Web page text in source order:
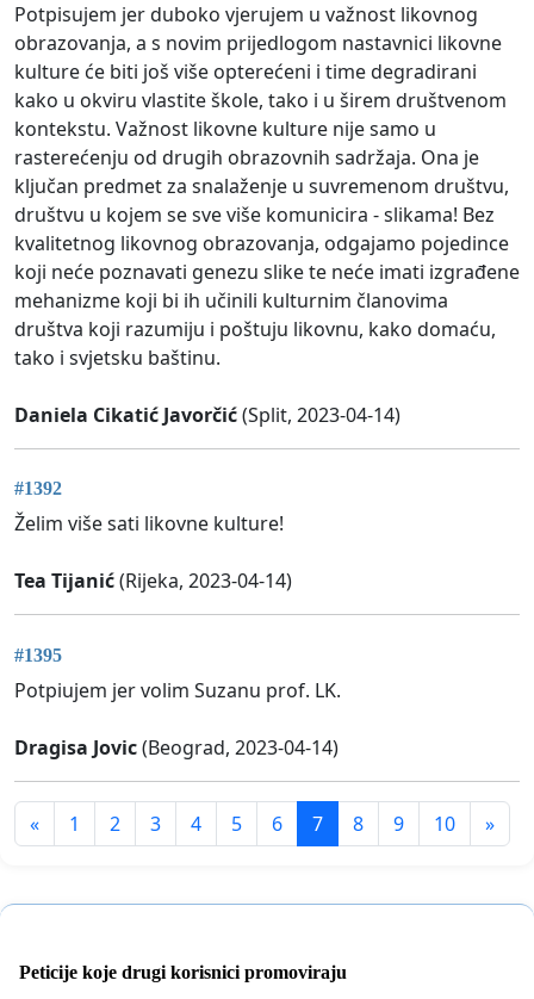
Potpisujem jer duboko vjerujem u važnost likovnog
obrazovanja, a s novim prijedlogom nastavnici likovne
kulture će biti još više opterećeni i time degradirani
kako u okviru vlastite škole, tako i u širem društvenom
kontekstu. Važnost likovne kulture nije samo u
rasterećenju od drugih obrazovnih sadržaja. Ona je
ključan predmet za snalaženje u suvremenom društvu,
društvu u kojem se sve više komunicira - slikama! Bez
kvalitetnog likovnog obrazovanja, odgajamo pojedince
koji neće poznavati genezu slike te neće imati izgrađene
mehanizme koji bi ih učinili kulturnim članovima
društva koji razumiju i poštuju likovnu, kako domaću,
tako i svjetsku baštinu.
Daniela Cikatić Javorčić(Split, 2023-04-14)
#1392
Želim više sati likovne kulture!
Tea Tijanić(Rijeka, 2023-04-14)
#1395
Potpiujem jer volim Suzanu prof. LK.
Dragisa Jovic(Beograd, 2023-04-14)
« 1 2 3 4 5 6 7 8 9 10 »
Peticije koje drugi korisnici promoviraju